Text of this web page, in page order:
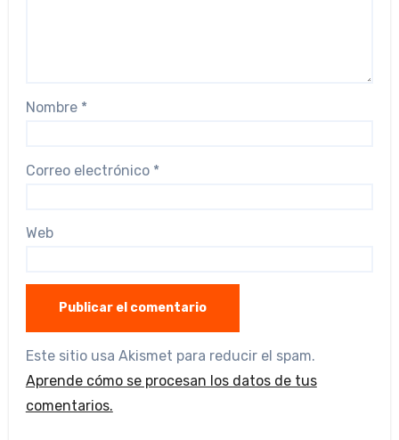
Nombre *
Correo electrónico *
Web
Este sitio usa Akismet para reducir el spam.
Aprende cómo se procesan los datos de tus
comentarios.